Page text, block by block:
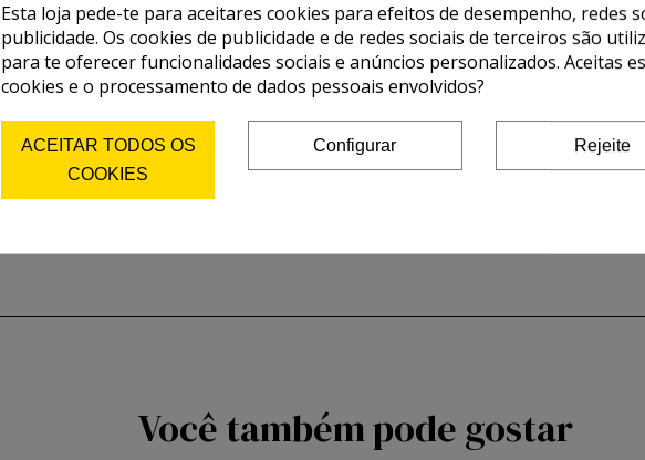
Você também pode gostar
Esta loja pede-te para aceitares cookies para efeitos de desempenho, redes
publicidade. Os cookies de publicidade e de redes sociais de terceiros são
para te oferecer funcionalidades sociais e anúncios personalizados. Aceitas
cookies e o processamento de dados pessoais envolvidos?
ACEITAR TODOS OS
COOKIES
Configurar Rejeite